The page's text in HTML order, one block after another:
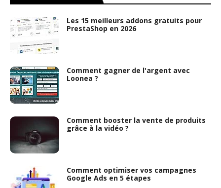
Les 15 meilleurs addons gratuits pour
PrestaShop en 2026
Comment gagner de l'argent avec
Loonea ?
Comment booster la vente de produits
grâce à la vidéo ?
Comment optimiser vos campagnes
Google Ads en 5 étapes